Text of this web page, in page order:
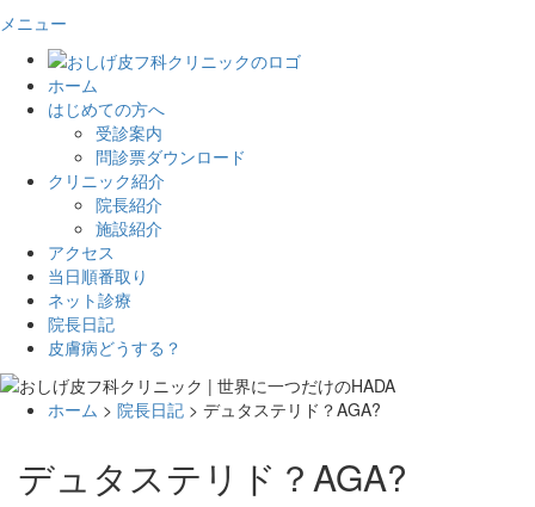
メニュー
ホーム
はじめての方へ
受診案内
問診票ダウンロード
クリニック紹介
院長紹介
施設紹介
アクセス
当日順番取り
ネット診療
院長日記
皮膚病どうする？
ホーム > 院長日記 > デュタステリド？AGA?
デュタステリド？AGA?